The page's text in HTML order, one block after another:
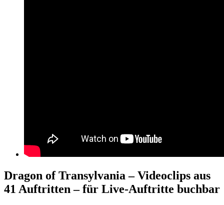
Dragon of Transylvania – Videoclips aus
41 Auftritten – für Live-Auftritte buchbar